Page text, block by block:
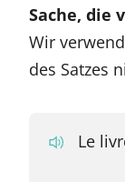
Sache, die
Wir
des Satzes
Le